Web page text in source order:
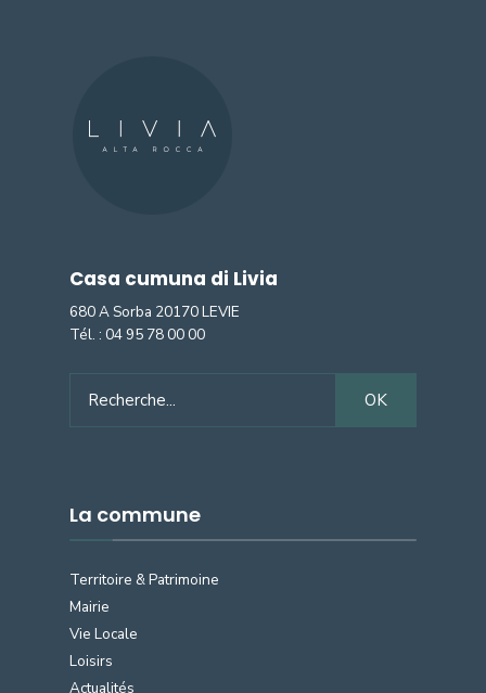
Casa cumuna di Livia
680 A Sorba 20170 LEVIE
Tél. : 04 95 78 00 00
for:
OK
La commune
Territoire & Patrimoine
Mairie
Vie Locale
Loisirs
Actualités